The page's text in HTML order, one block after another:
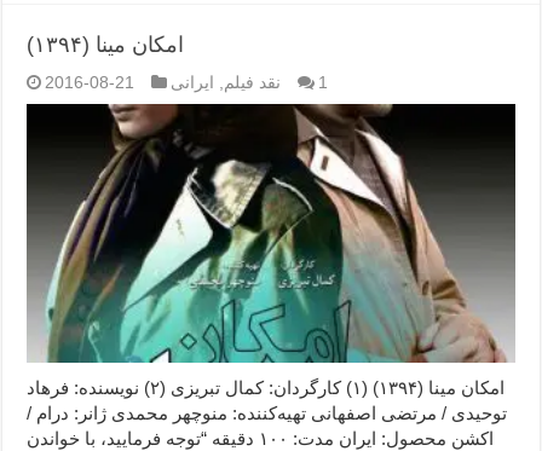
امکان مینا (۱۳۹۴)
2016-08-21 نقد فیلم ایرانی 1
امکان مینا (۱۳۹۴) (۱) کارگردان: کمال تبریزی (۲) نویسنده: فرهاد
توحیدی / مرتضی اصفهانی تهیه‌کننده: منوچهر محمدی ژانر: درام /
اکشن محصول: ایران مدت: ۱۰۰ دقیقه “توجه فرمایید،‌ با خواندن